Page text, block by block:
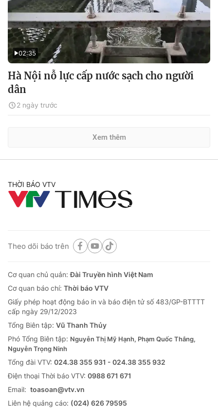
02:35
Hà Nội nỗ lực cấp nước sạch cho người
dân
2 ngày trước
Xem thêm
THỜI BÁO VTV
Theo dõi báo trên
Cơ quan chủ quản:Đài Truyền hình Việt Nam
Cơ quan báo chí: Thời báo VTV
Giấy phép hoạt động báo in và báo điện tử số 483/GP-BTTTT
cấp ngày 29/12/2023
Tổng Biên tập: Vũ Thanh Thủy
Phó Tổng Biên tập: Nguyễn Thị Mỹ Hạnh, Phạm Quốc Thắng,
Nguyễn Trọng Ninh
Tổng đài VTV: 024.38 355 931 - 024.38 355 932
Ðiện thoại Thời báo VTV: 0988 671 671
Email: toasoan@vtv.vn
Liên hệ quảng cáo: (024) 626 79595